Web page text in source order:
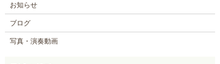
お知らせ
ブログ
写真・演奏動画